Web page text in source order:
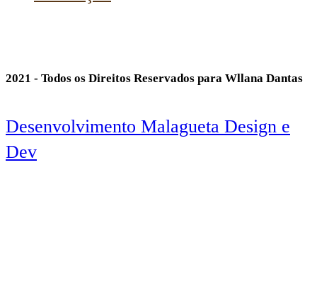
2021 - Todos os Direitos Reservados para Wllana Dantas
Desenvolvimento Malagueta Design e
Dev